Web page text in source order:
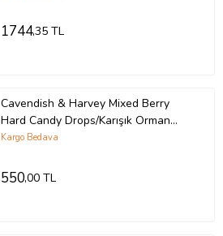
1744,35 TL
Cavendish & Harvey Mixed Berry
Hard Candy Drops/Karışık Orman
Meyve Aromalı Şeker Cam Kavanoz
Kargo Bedava
550,00 TL